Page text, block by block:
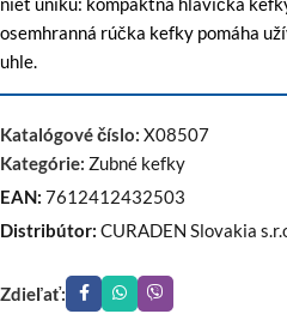
osemhranná rúčka kefky pomáha
uhle.
Katalógové číslo: X08507
Kategórie: Zubné kefky
EAN: 7612412432503
Distribútor: CURADEN Slovakia
Zdieľať: